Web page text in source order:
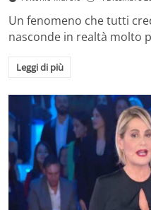
Un fenomeno che tutti
nasconde in realtà molto
Leggi di più